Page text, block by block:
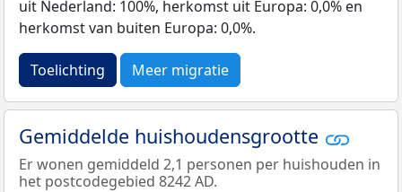
uit Nederland: 100%, herkomst uit Europa: 0,0% en
herkomst van buiten Europa: 0,0%.
Toelichting Meer migratie
Gemiddelde huishoudensgrootte
Er wonen gemiddeld 2,1 personen per huishouden in
het postcodegebied 8242 AD.